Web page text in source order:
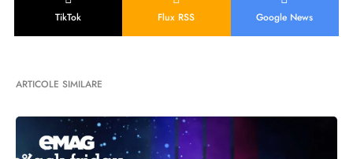
TikTok Flux RSS Google News
ARTICOLE SIMILARE